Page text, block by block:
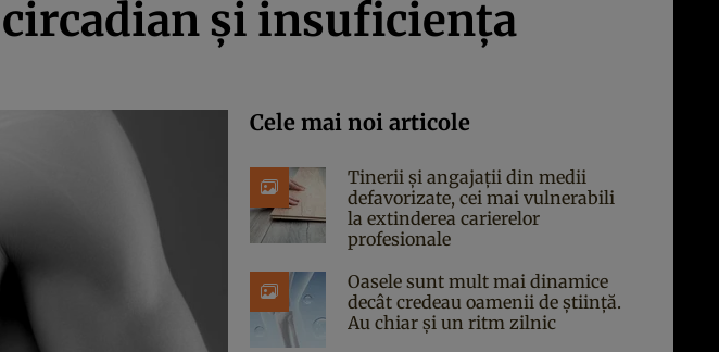
și insuficiența
Cele mai noi articole
Tinerii și angajații din medii
defavorizate, cei mai vulnerabili
la extinderea carierelor
profesionale
Oasele sunt mult mai dinamice
decât credeau oamenii de știință.
Au chiar și un ritm zilnic